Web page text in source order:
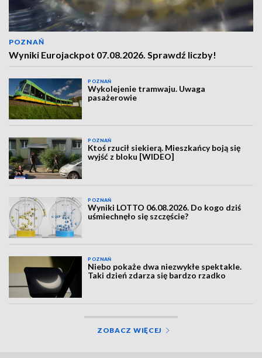
POZNAŃ
Wyniki Eurojackpot 07.08.2026. Sprawdź liczby!
POZNAŃ
Wykolejenie tramwaju. Uwaga
pasażerowie
POZNAŃ
Ktoś rzucił siekierą. Mieszkańcy boją się
wyjść z bloku [WIDEO]
POZNAŃ
Wyniki LOTTO 06.08.2026. Do kogo dziś
uśmiechnęło się szczęście?
POZNAŃ
Niebo pokaże dwa niezwykłe spektakle.
Taki dzień zdarza się bardzo rzadko
ZOBACZ WIĘCEJ